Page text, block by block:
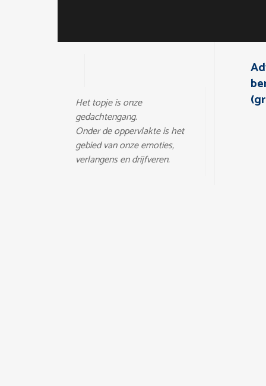
Het topje is onze
gedachtengang.
Onder de oppervlakte is het
gebied van onze emoties,
verlangens en drijfveren.